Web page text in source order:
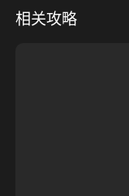
相关攻略